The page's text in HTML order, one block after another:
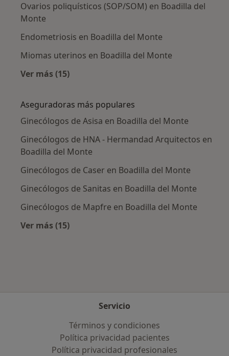
Ovarios poliquísticos (SOP/SOM) en Boadilla del
Monte
Endometriosis en Boadilla del Monte
Miomas uterinos en Boadilla del Monte
Ver más (15)
Aseguradoras más populares
Ginecólogos de Asisa en Boadilla del Monte
Ginecólogos de HNA - Hermandad Arquitectos en
Boadilla del Monte
Ginecólogos de Caser en Boadilla del Monte
Ginecólogos de Sanitas en Boadilla del Monte
Ginecólogos de Mapfre en Boadilla del Monte
Ver más (15)
Servicio
Términos y condiciones
Política privacidad pacientes
Política privacidad profesionales